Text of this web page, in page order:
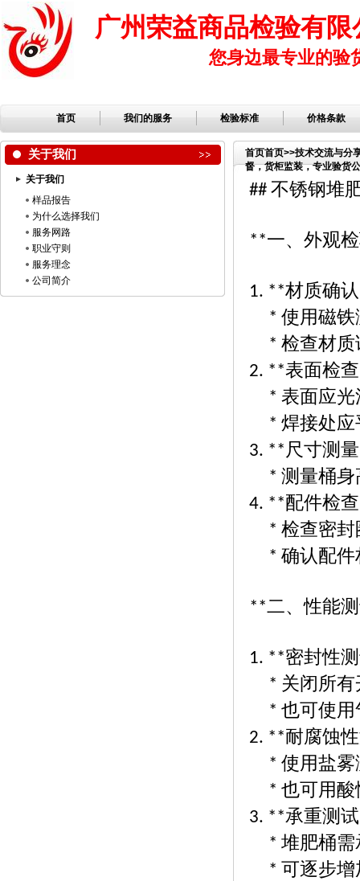
广州荣益商品检验有限
您身边最专业的验
首页 我们的服务 检验标准 价格条款
关于我们
关于我们
样品报告
为什么选择我们
服务网路
职业守则
服务理念
公司简介
首页首页>>技术交流与分
督，货柜监装，专业验货
验，检品公司，服装检品
## 不锈钢堆
**一、外观
1. **材质确认
* 使用磁
* 检查材
2. **表面检查
* 表面应
* 焊接处
3. ** 尺寸测量
* 测量桶
4. **配件检查
* 检查密
* 确认配
**二、性能
1. **密封性
* 关闭所
* 也可使
2. **耐腐蚀
* 使用盐
* 也可用
3. **承重测试
* 堆肥桶
* 可逐步